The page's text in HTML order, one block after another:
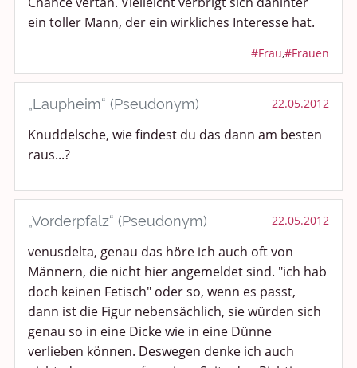
ein toller Mann, der ein wirkliches Interesse hat.
#Frau,#Frauen
„Laupheim“ (Pseudonym) 22.05.2012
Knuddelsche, wie findest du das dann am besten
raus...?
„Vorderpfalz“ (Pseudonym) 22.05.2012
venusdelta, genau das höre ich auch oft von
Männern, die nicht hier angemeldet sind. "ich hab
doch keinen Fetisch" oder so, wenn es passt,
dann ist die Figur nebensächlich, sie würden sich
genau so in eine Dicke wie in eine Dünne
verlieben können. Deswegen denke ich auch